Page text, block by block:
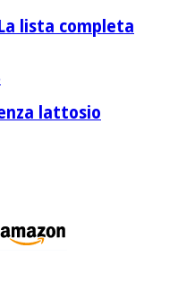
lista completa
lattosio